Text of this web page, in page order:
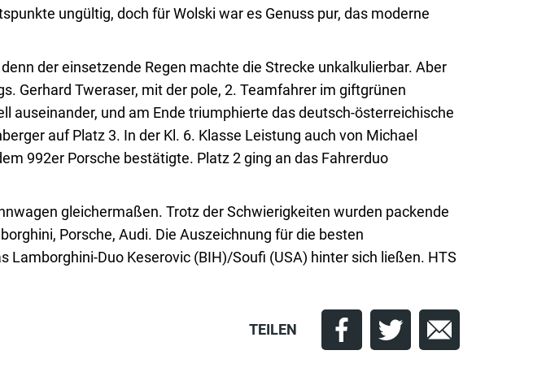
ungültig, doch für Wolski war es Genuss pur, das moderne
der einsetzende Regen machte die Strecke unkalkulierbar. Aber
Gerhard Tweraser, mit der pole, 2. Teamfahrer im giftgrünen
auseinander, und am Ende triumphierte das deutsch-österreichische
auf Platz 3. In der Kl. 6. Klasse Leistung auch von Michael
992er Porsche bestätigte. Platz 2 ging an das Fahrerduo
gleichermaßen. Trotz der Schwierigkeiten wurden packende
Porsche, Audi. Die Auszeichnung für die besten
Lamborghini-Duo Keserovic (BIH)/Soufi (USA) hinter sich ließen. HTS
TEILEN